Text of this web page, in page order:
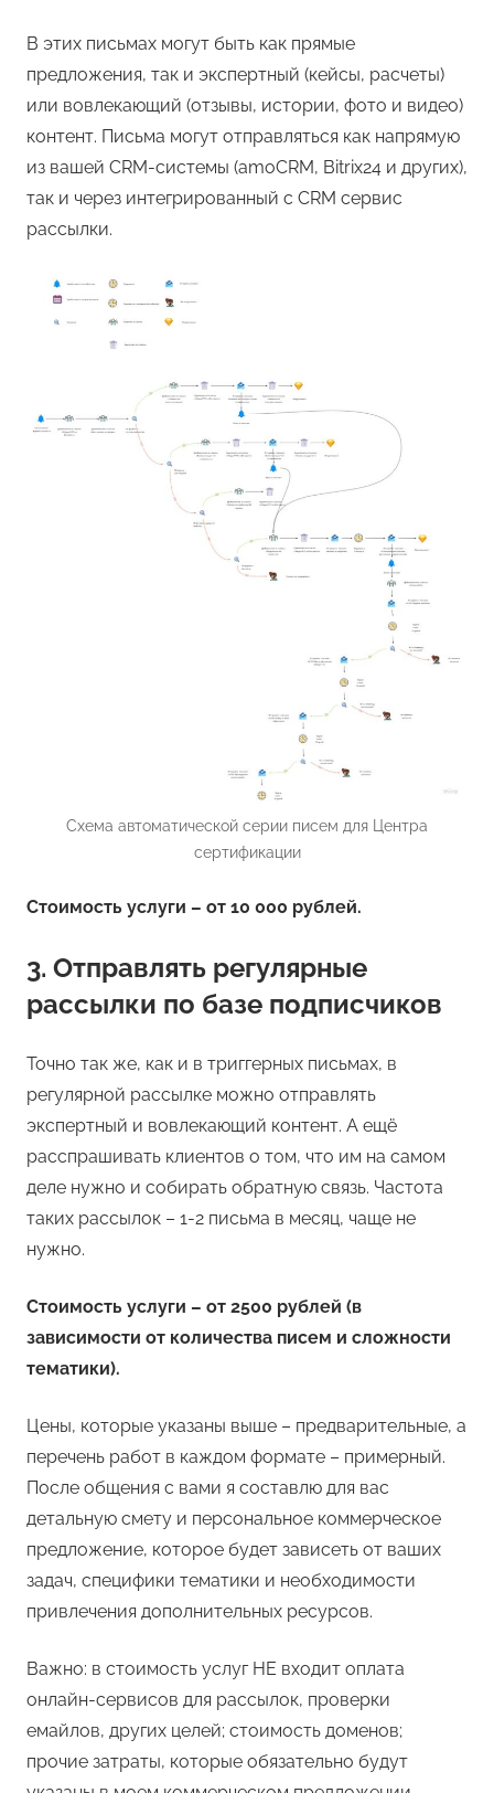
В этих письмах могут быть как прямые
предложения, так и экспертный (кейсы, расчеты)
или вовлекающий (отзывы, истории, фото и видео)
контент. Письма могут отправляться как напрямую
из вашей CRM-системы (amoCRM, Bitrix24 и других),
так и через интегрированный с CRM сервис
рассылки.
Схема автоматической серии писем для Центра
сертификации
Стоимость услуги – от 10 000 рублей.
3. Отправлять регулярные
рассылки по базе подписчиков
Точно так же, как и в триггерных письмах, в
регулярной рассылке можно отправлять
экспертный и вовлекающий контент. А ещё
расспрашивать клиентов о том, что им на самом
деле нужно и собирать обратную связь. Частота
таких рассылок – 1-2 письма в месяц, чаще не
нужно.
Стоимость услуги – от 2500 рублей (в
зависимости от количества писем и сложности
тематики).
Цены, которые указаны выше – предварительные, а
перечень работ в каждом формате – примерный.
После общения с вами я составлю для вас
детальную смету и персональное коммерческое
предложение, которое будет зависеть от ваших
задач, специфики тематики и необходимости
привлечения дополнительных ресурсов.
Важно: в стоимость услуг НЕ входит оплата
онлайн-сервисов для рассылок, проверки
емайлов, других целей; стоимость доменов;
прочие затраты, которые обязательно будут